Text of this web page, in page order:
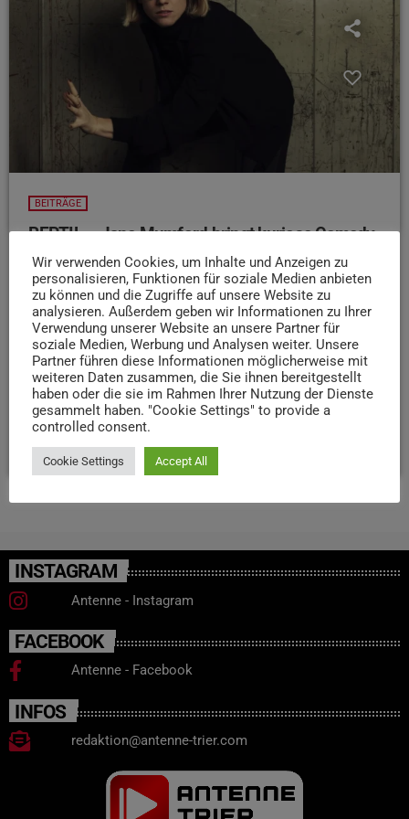
BEITRÄGE
REPTIL – Jane Mumford bringt kuriose Comedy
nach Trier
Werbung Jane Mumford ist Kabarettistin, Komikerin,
Musikerin und Animatorin. Mit ihrem Programm REPTIL
will sie ihr Publikum "angenehm überfordern." Wir haben
mit ihr über Comedy und Echsenmenschen gesprochen:
Für die Show am 27. März verlosen wir 2 x 2 Tickets.
Meldet euch bei uns per Social Media, Whatsapp oder
Anruf (0651 462 884 0)!
INSTAGRAM
Antenne - Instagram
FACEBOOK
Antenne - Facebook
INFOS
redaktion@antenne-trier.com
Wir verwenden Cookies, um Inhalte und Anzeigen zu
personalisieren, Funktionen für soziale Medien anbieten
zu können und die Zugriffe auf unsere Website zu
analysieren. Außerdem geben wir Informationen zu Ihrer
Verwendung unserer Website an unsere Partner für
soziale Medien, Werbung und Analysen weiter. Unsere
Partner führen diese Informationen möglicherweise mit
weiteren Daten zusammen, die Sie ihnen bereitgestellt
haben oder die sie im Rahmen Ihrer Nutzung der Dienste
gesammelt haben. "Cookie Settings" to provide a
controlled consent.
Cookie Settings Accept All